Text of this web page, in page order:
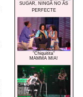
SUGAR, NINGÃ NO ÃS
PERFECTE
"Chiquitita"
MAMMA MIA!